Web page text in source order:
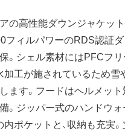
の高性能ダウンジャケット
フィルパワーのRDS認証
。シェル素材にはPFCフ
加工が施されているため
ます。フードはヘルメッ
。ジッパー式のハンドウ
内ポケットと、収納も充